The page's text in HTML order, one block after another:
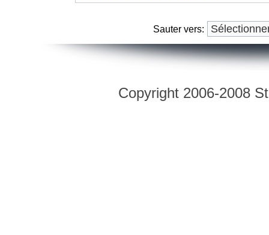
Sauter vers:
Copyright 2006-2008